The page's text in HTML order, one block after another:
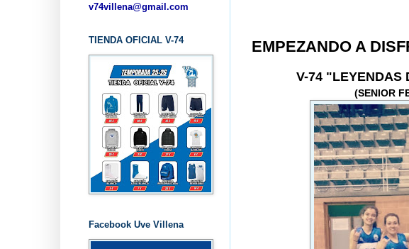
EMPEZANDO A
V-74 "LEYENDAS
(SENIOR
v74villena@gmail.com
TIENDA OFICIAL V-74
Facebook Uve Villena